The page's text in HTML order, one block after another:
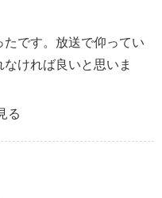
です。放送で仰ってい
ければ良いと思いま
る